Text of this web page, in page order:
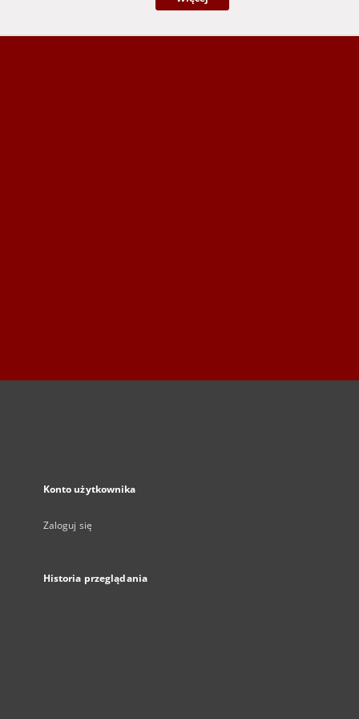
Konto użytkownika
Zaloguj się
Historia przeglądania